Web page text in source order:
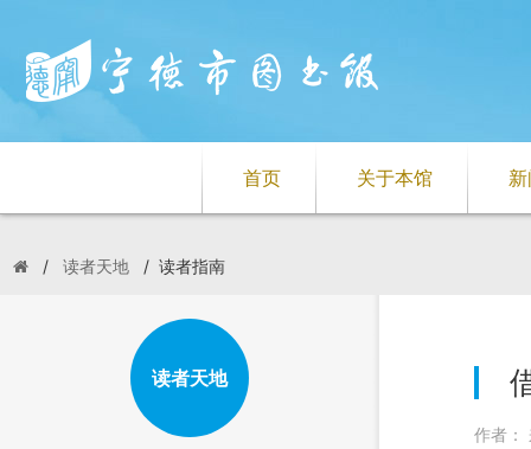
首页 关于本馆
/ 读者天地 / 读者指南
读者天地
作者：